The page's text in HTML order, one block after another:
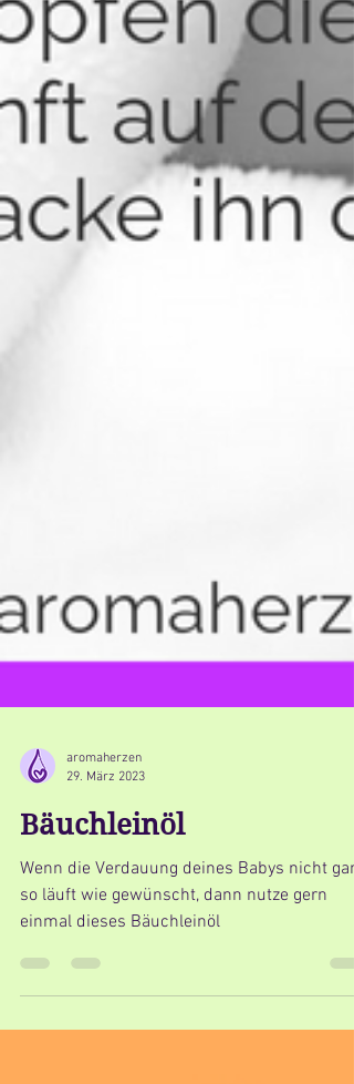
aromaherzen
Bäuchleinöl
so läuft wie gewünscht, dann nutze gern
einmal dieses Bäuchleinöl